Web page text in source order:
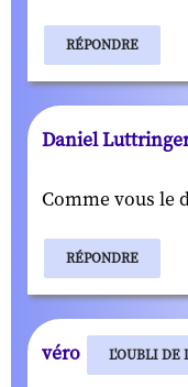
RÉPONDRE
Daniel
Comme vous le
RÉPONDRE
véro L'OUBLI DE